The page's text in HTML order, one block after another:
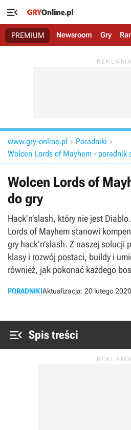

PREMIUM Newsroom Gry
www.gry-online.pl  Poradniki 
Wolcen Lords of Mayhem - poradnik
Wolcen Lords of
do gry
Hack’n’slash, który nie jest
Lords of Mayhem stanowi
gry hack’n’slash. Z naszej solucji
klasy i rozwój postaci, buildy i
również, jak pokonać każdego
PORADNIKIAktualizacja: 20 lutego 2020
 Spis treści